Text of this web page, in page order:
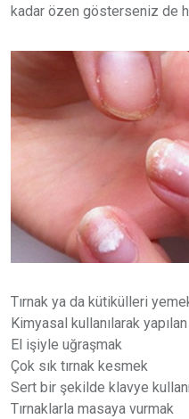
kadar özen gösterseniz de
Tırnak ya da kütikülleri
Kimyasal kullanılarak
El işiyle uğraşmak
Çok sık tırnak kesmek
Sert bir şekilde klavye
Tırnaklarla masaya vurmak